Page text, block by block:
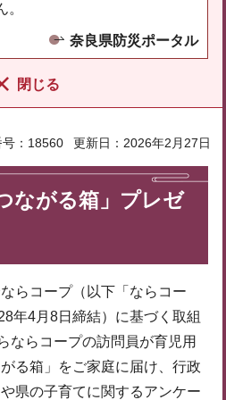
奈良県防災ポータル
閉じる
：18560 更新日：2026年2月27日
ながる箱」プレゼ
らコープ（以下「ならコー
年4月8日締結）に基づく取組
ならコープの訪問員が育児用
る箱」をご家庭に届け、行政
県の子育てに関するアンケー